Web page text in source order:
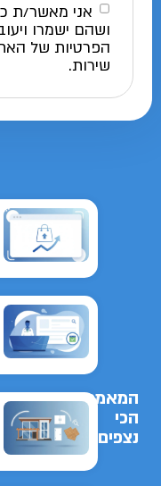
אני מאשר/ת
ושהם ישמרו
הפרטיות של
שירות.
המאמרים
הכי
נצפים